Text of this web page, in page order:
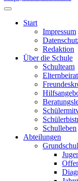
Start
Impressum
Redaktion
Über die Schule
Schulteam
Elternbeirat
Schulleben
Abteilungen